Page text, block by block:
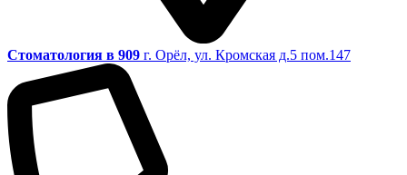
Стоматология в 909 г. Орёл, ул. Кромская д.5 пом.147